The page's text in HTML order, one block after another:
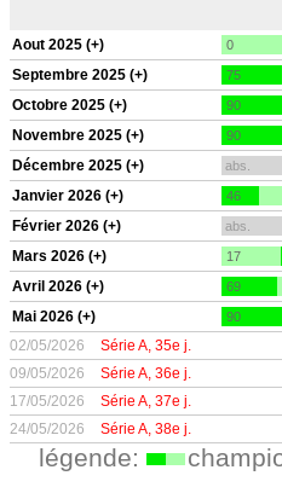
Aout 2025 (+) 0
Septembre 2025 (+) 75
Octobre 2025 (+) 90
Novembre 2025 (+) 90
Décembre 2025 (+) abs.
Janvier 2026 (+) 46
Février 2026 (+) abs.
Mars 2026 (+) 17
Avril 2026 (+) 69
Mai 2026 (+) 90
02/05/2026 Série A, 35e j.
09/05/2026
Série A, 36e j.
17/05/2026
Série A, 37e j.
24/05/2026
Série A, 38e j.
légende: